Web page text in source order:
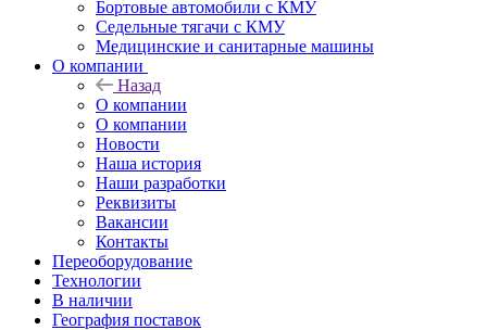
Бортовые автомобили с КМУ
Седельные тягачи с КМУ
Медицинские и санитарные машины
О компании
Назад
О компании
О компании
Новости
Наша история
Наши разработки
Реквизиты
Вакансии
Контакты
Переоборудование
Технологии
В наличии
География поставок